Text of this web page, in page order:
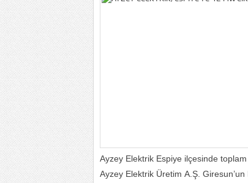
Ayzey Elektrik Espiye ilçesinde
Ayzey Elektrik Üretim A.Ş.